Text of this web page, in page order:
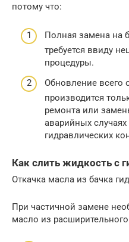
потому что:
Полная замена на
требуется ввиду
процедуры.
Обновление всего
производится
ремонта или
аварийных
гидравлических
Как слить жидкость с
Откачка масла из бачка
При частичной замене
масло из расширительного